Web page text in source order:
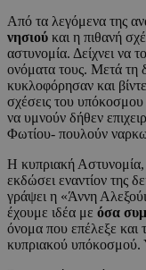
Από τα λεγόμενα της
νησιού και η πιθανή
αστυνομία. Δείχνει να
ονόματα τους. Μετά τη
κυκλοφόρησαν και
σχέσεις του υπόκοσμου
να υμνούν δήθεν
Φωτίου- πουλούν
Η κυπριακή Αστυνομία,
εκδώσει εναντίον της
γράψει η «Άννη
έχουμε ιδέα με όσα
όνομα που επέλεξε και
κυπριακού υπόκοσμού.